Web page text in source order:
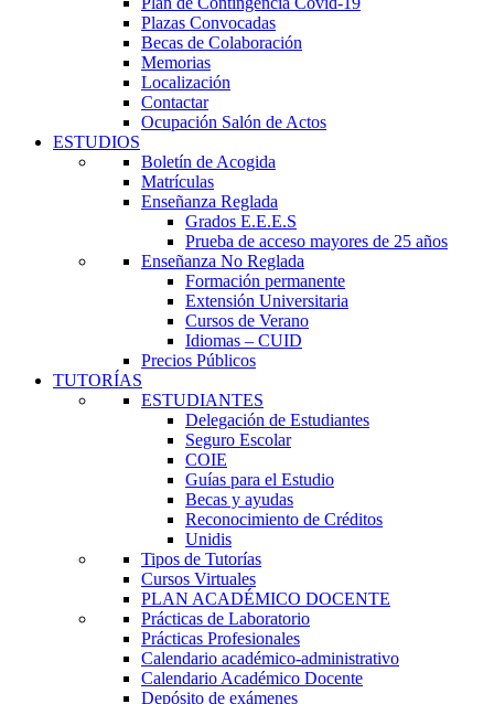
Plazas Convocadas
Becas de Colaboración
Memorias
Localización
Contactar
Ocupación Salón de Actos
ESTUDIOS
Boletín de Acogida
Matrículas
Enseñanza Reglada
Grados E.E.E.S
Prueba de acceso mayores de 25 años
Enseñanza No Reglada
Formación permanente
Extensión Universitaria
Cursos de Verano
Idiomas – CUID
Precios Públicos
TUTORÍAS
ESTUDIANTES
Delegación de Estudiantes
Seguro Escolar
COIE
Guías para el Estudio
Becas y ayudas
Reconocimiento de Créditos
Unidis
Tipos de Tutorías
Cursos Virtuales
PLAN ACADÉMICO DOCENTE
Prácticas de Laboratorio
Prácticas Profesionales
Calendario académico-administrativo
Calendario Académico Docente
Depósito de exámenes